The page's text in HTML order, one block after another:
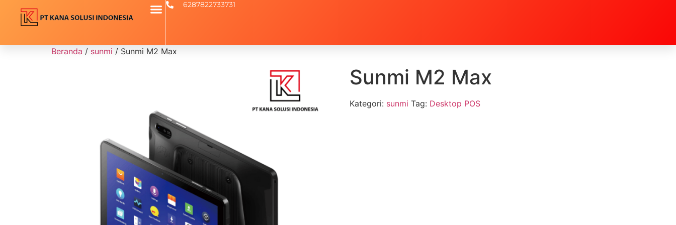
6287822733731
Beranda / sunmi / Sunmi M2 Max
Sunmi M2 Max
Kategori: sunmi Tag: Desktop POS